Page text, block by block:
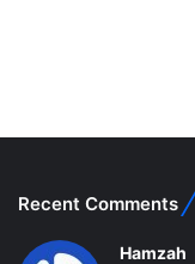
Recent Comments
Hamzah